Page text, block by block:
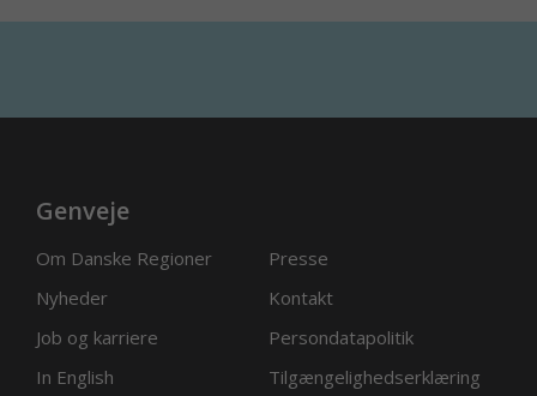
Genveje
Om Danske Regioner
Presse
Nyheder
Kontakt
Job og karriere
Persondatapolitik
In English
Tilgængelighedserklæring